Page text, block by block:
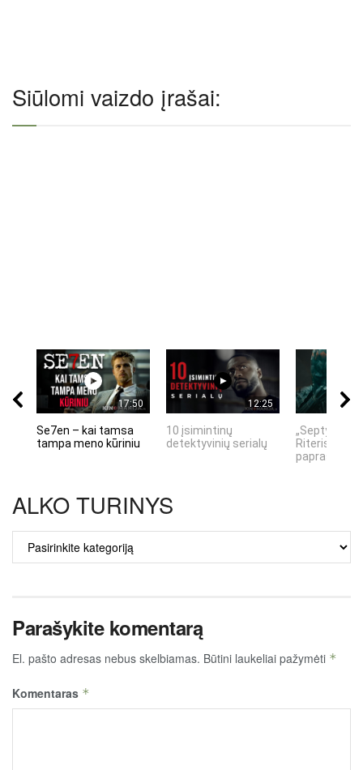
Siūlomi vaizdo įrašai:
17:50
Se7en – kai tamsa
tampa meno kūriniu
12:25
10 įsimintinų
detektyvinių serialų
„Septynių
Riteris" – kai
ALKO TURINYS
TURINYS
Parašykite komentarą
El. pašto adresas nebus skelbiamas. Būtini laukeliai pažymėti *
Komentaras *